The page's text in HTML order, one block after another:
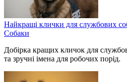
Найкращі клички для службових
Собаки
Добірка кращих кличок для
та зручні імена для робочих порід.